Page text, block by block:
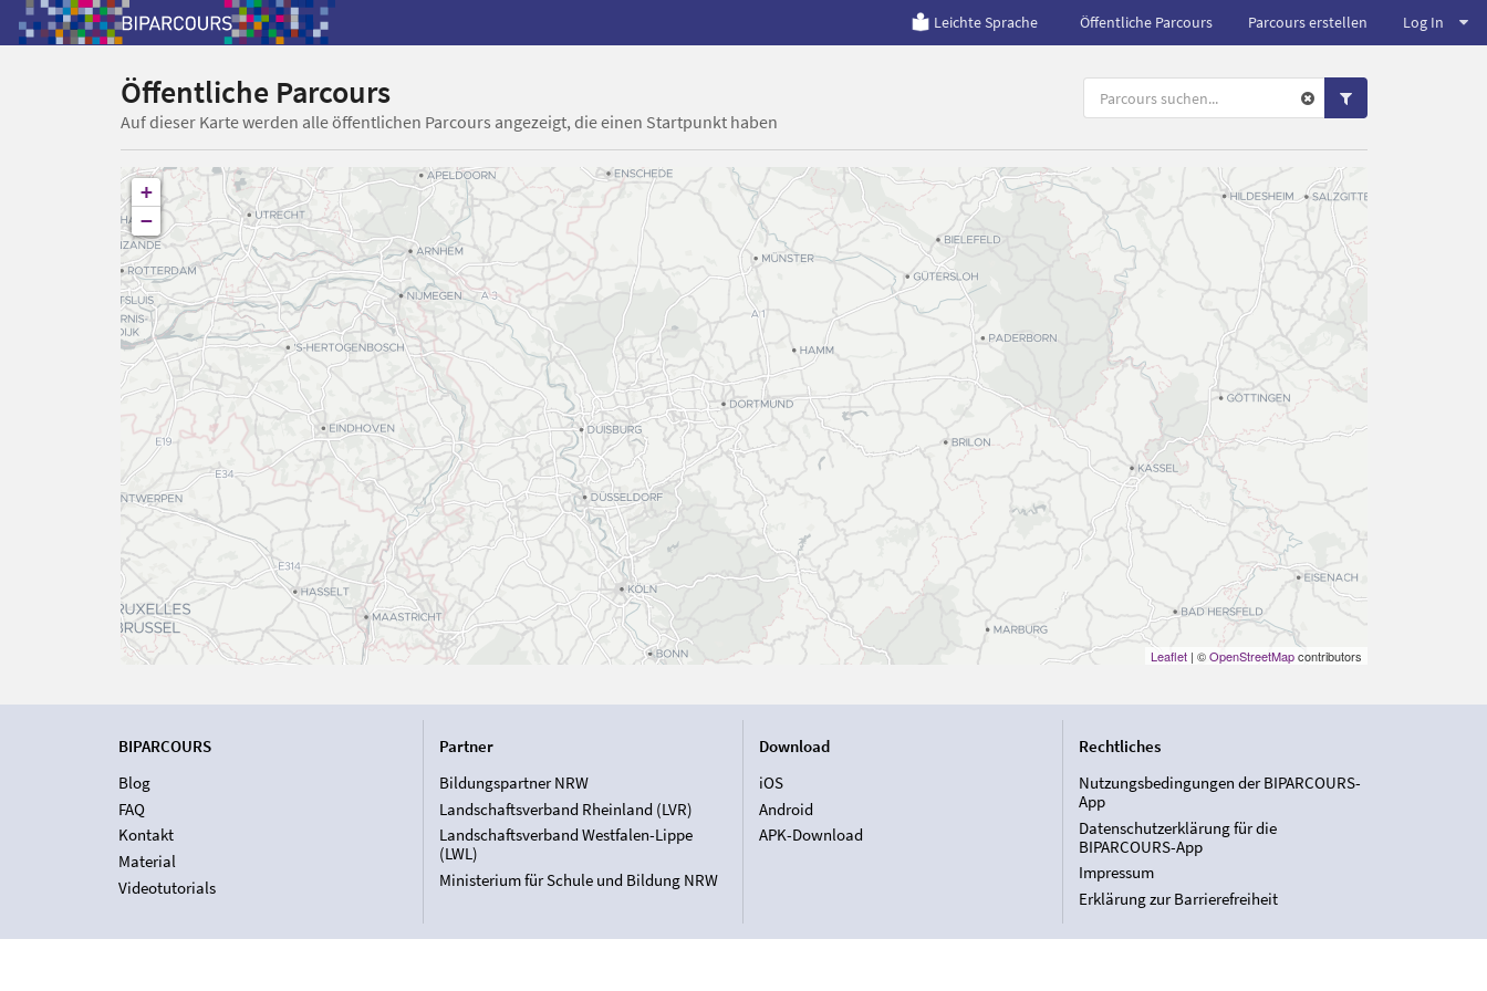
Leichte Sprache Öffentliche Parcours Parcours erstellen Log In
Öffentliche Parcours
Auf dieser Karte werden alle öffentlichen Parcours angezeigt, die einen Startpunkt haben
+
−
Leaflet| ©OpenStreetMapcontributors
BIPARCOURS
Blog
FAQ
Kontakt
Material
Videotutorials
Partner
Bildungspartner NRW
Landschaftsverband Rheinland (LVR)
Landschaftsverband Westfalen-Lippe
(LWL)
Ministerium für Schule und Bildung NRW
Download
iOS
Android
APK-Download
Rechtliches
Nutzungsbedingungen der BIPARCOURS-
App
Datenschutzerklärung für die
BIPARCOURS-App
Impressum
Erklärung zur Barrierefreiheit